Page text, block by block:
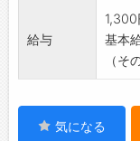
給与
基本
（そ
気になる